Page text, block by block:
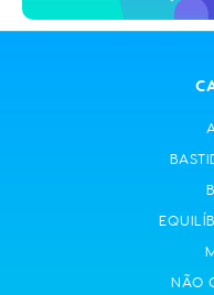
NÃO